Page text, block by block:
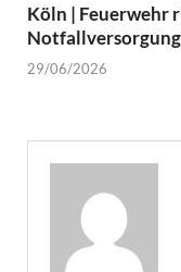
Köln | Feuerwehr
29/06/2026